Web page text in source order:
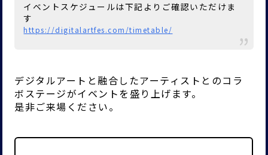
イベントスケジュールは下記よりご確認いただけま
す
https://digitalartfes.com/timetable/
デジタルアートと融合したアーティストとのコラ
ボステージがイベントを盛り上げます。
是非ご来場ください。